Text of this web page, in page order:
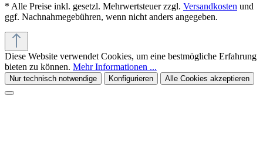
* Alle Preise inkl. gesetzl. Mehrwertsteuer zzgl. Versandkosten und
ggf. Nachnahmegebühren, wenn nicht anders angegeben.
Diese Website verwendet Cookies, um eine bestmögliche Erfahrung
bieten zu können. Mehr Informationen ...
Nur technisch notwendige Konfigurieren Alle Cookies akzeptieren